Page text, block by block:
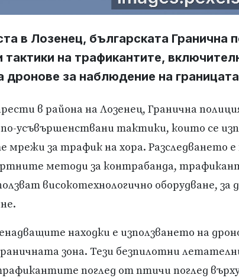
в Лозенец, българската Гранична
тактики на трафикантите,
дронове за наблюдение на
в района на Лозенец, Гранична
по-усъвършенствани тактики, които се
за трафик на хора. Разследването е
методи за контрабанда,
високотехнологично оборудване, за
находки е използването на
зона. Тези безпилотни
поглед от птичи поглед